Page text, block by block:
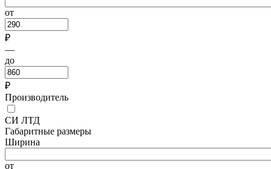
от
₽
—
до
₽
Производитель
СИ ЛТД
Габаритные размеры
Ширина
от